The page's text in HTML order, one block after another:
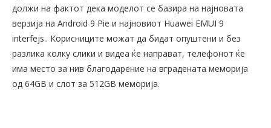
должи на фактот дека моделот се базира на најновата
верзија на Аndroid 9 Pie и најновиот Huawei EMUI 9
interfejs.. Корисниците можат да бидат опуштени и без
разлика колку слики и видеа ќе направат, телефонот ќе
има место за нив благодарение на вградената меморија
од 64GB и слот за 512GB меморија.